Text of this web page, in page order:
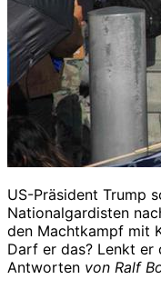
US-Präsident Trump
Nationalgardisten
den Machtkampf mit
Darf er das? Lenkt
Antworten von Ralf